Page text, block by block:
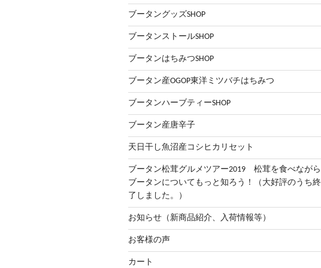
ブータングッズSHOP
ブータンストールSHOP
ブータンはちみつSHOP
ブータン産OGOP東洋ミツバチはちみつ
ブータンハーブティーSHOP
ブータン産唐辛子
天日干し魚沼産コシヒカリセット
ブータン松茸グルメツアー2019 松茸を食べながら
ブータンについてもっと知ろう！（大好評のうち終
了しました。）
お知らせ（新商品紹介、入荷情報等）
お客様の声
カート